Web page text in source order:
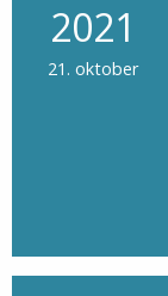
2021
21. oktober